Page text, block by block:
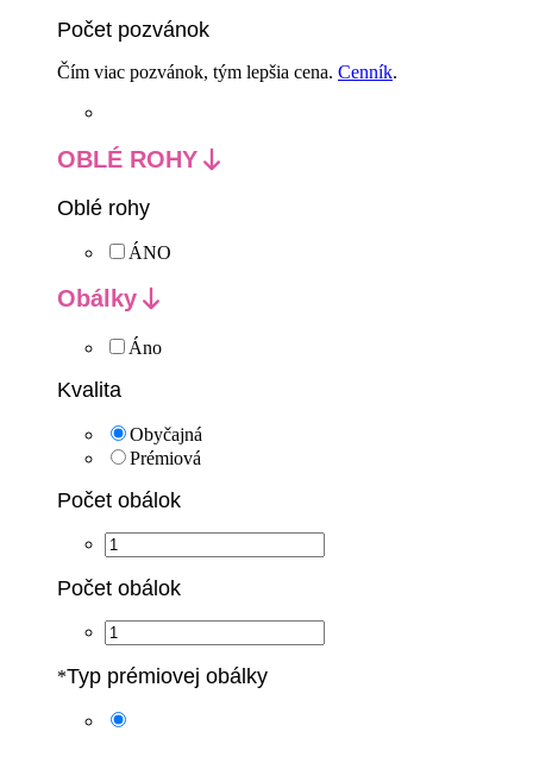
Počet pozvánok
Čím viac pozvánok, tým lepšia cena. Cenník.
OBLÉ ROHY
Oblé rohy
ÁNO
Obálky
Áno
Kvalita
Obyčajná
Prémiová
Počet obálok
Počet obálok
*Typ prémiovej obálky